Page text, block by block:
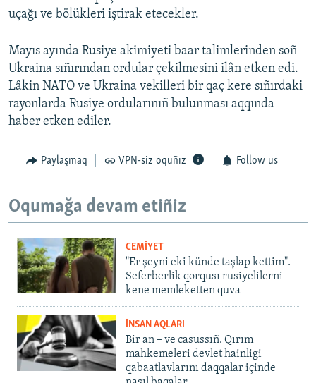
Українською
QOŞULIÑIZ!
RFE/RS bütün saytları
uçağı ve bölükleri iştirak etecekler.
Mayıs ayında Rusiye akimiyeti baar talimlerinden soñ
Ukraina sıñırından ordular çekilmesini ilân etken edi.
Lâkin NATO ve Ukraina vekilleri bir qaç kere sıñırdaki
rayonlarda Rusiye ordularınıñ bulunması aqqında
haber etken ediler.
Paylaşmaq VPN-siz oquñız Follow us
Oqumağa devam etiñiz
CEMİYET
"Er şeyni eki künde taşlap kettim".
Seferberlik qorqusı rusiyelilerni
kene memleketten quva
İNSAN AQLARI
Bir an – ve casussıñ. Qırım
mahkemeleri devlet hainligi
qabaatlavlarını daqqalar içinde